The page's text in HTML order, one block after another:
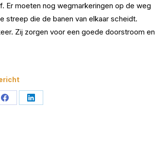
Er moeten nog wegmarkeringen op de weg
streep die de banen van elkaar scheidt.
Zij zorgen voor een goede doorstroom en
Deel
Deel